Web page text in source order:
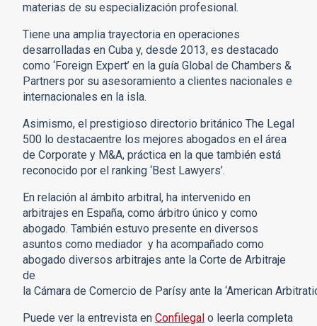
materias de su especialización profesional.
Tiene una amplia trayectoria en operaciones
desarrolladas en Cuba y, desde 2013, es destacado
como ‘Foreign Expert’ en la guía Global de Chambers &
Partners por su asesoramiento a clientes nacionales e
internacionales en la isla.
Asimismo, el prestigioso directorio británico The Legal
500 lo destacaentre los mejores abogados en el área
de Corporate y M&A, práctica en la que también está
reconocido por el ranking ‘Best Lawyers’.
En relación al ámbito arbitral, ha intervenido en
arbitrajes en España, como árbitro único y como
abogado. También estuvo presente en diversos
asuntos como mediador y ha acompañado como
abogado diversos arbitrajes ante la Corte de Arbitraje
de
la Cámara de Comercio de Parísy ante la ‘American
Puede ver la entrevista en Confilegal o leerla completa